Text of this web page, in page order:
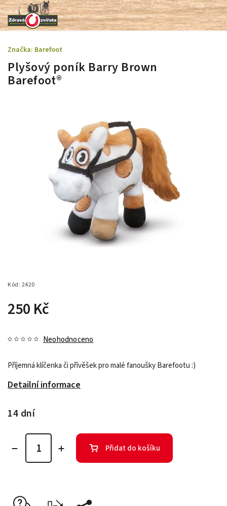
Plyšový poník Barry Brown
Barefoot®
Kód: 2420
250 Kč
Neohodnoceno
Příjemná klíčenka či přívěšek pro malé fanoušky Barefootu :)
Detailní informace
Značka: Barefoot
14 dní
Přidat do košíku